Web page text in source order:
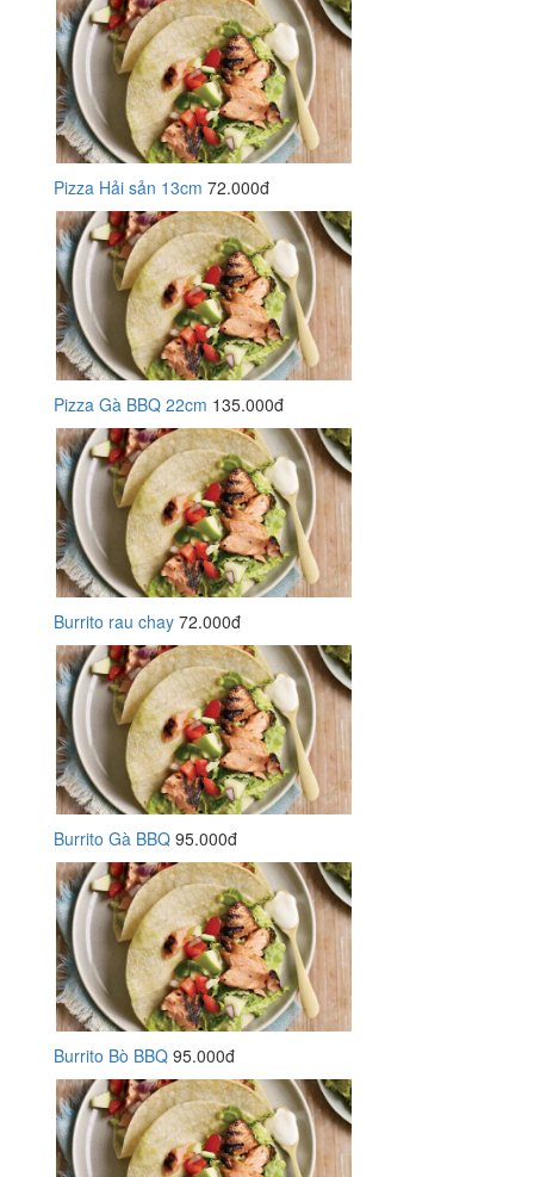
Pizza Hải sản 13cm 72.000đ
Pizza Gà BBQ 22cm 135.000đ
Burrito rau chay 72.000đ
Burrito Gà BBQ 95.000đ
Burrito Bò BBQ 95.000đ